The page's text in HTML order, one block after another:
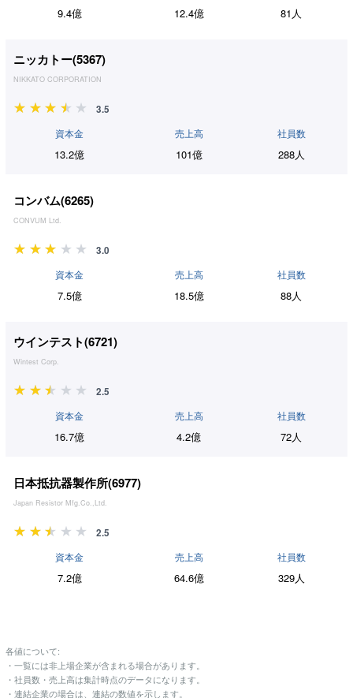
9.4億 12.4億 81人
ニッカトー(5367)
NIKKATO CORPORATION
3.5
資本金
13.2億
売上高
101億
社員数
288人
コンバム(6265)
CONVUM Ltd.
3.0
資本金
7.5億
売上高
18.5億
社員数
88人
ウインテスト(6721)
Wintest Corp.
2.5
資本金
16.7億
売上高
4.2億
社員数
72人
日本抵抗器製作所(6977)
Japan Resistor Mfg.Co.,Ltd.
2.5
資本金
7.2億
売上高
64.6億
社員数
329人
各値について:
・一覧には非上場企業が含まれる場合があります。
・社員数・売上高は集計時点のデータになります。
・連結企業の場合は、連結の数値を示します。